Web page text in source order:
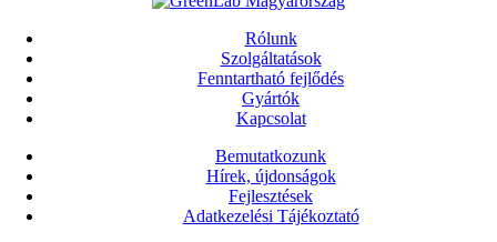
Rólunk
Szolgáltatások
Fenntartható fejlődés
Gyártók
Kapcsolat
Bemutatkozunk
Hírek, újdonságok
Fejlesztések
Adatkezelési Tájékoztató